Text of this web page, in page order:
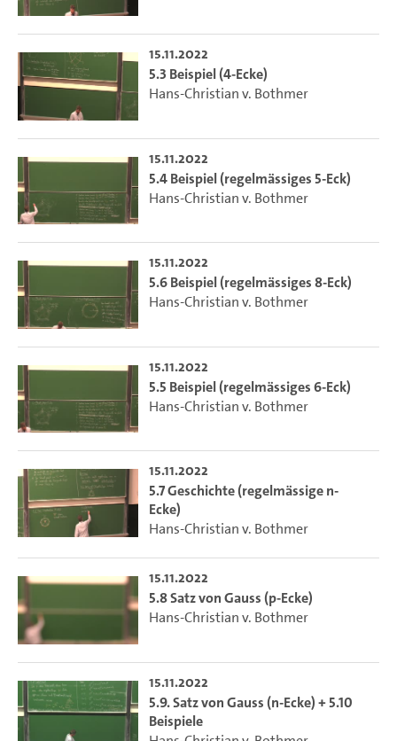
15.11.2022
5.3 Beispiel (4-Ecke)
Hans-Christian v. Bothmer
15.11.2022
5.4 Beispiel (regelmässiges 5-Eck)
Hans-Christian v. Bothmer
15.11.2022
5.6 Beispiel (regelmässiges 8-Eck)
Hans-Christian v. Bothmer
15.11.2022
5.5 Beispiel (regelmässiges 6-Eck)
Hans-Christian v. Bothmer
15.11.2022
5.7 Geschichte (regelmässige n-
Ecke)
Hans-Christian v. Bothmer
15.11.2022
5.8 Satz von Gauss (p-Ecke)
Hans-Christian v. Bothmer
15.11.2022
5.9. Satz von Gauss (n-Ecke) + 5.10
Beispiele